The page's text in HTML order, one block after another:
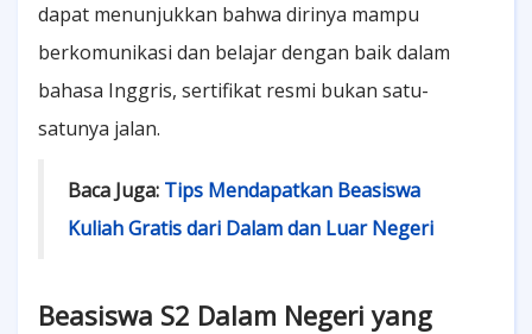
dapat menunjukkan bahwa dirinya mampu
berkomunikasi dan belajar dengan baik dalam
bahasa Inggris, sertifikat resmi bukan satu-
satunya jalan.
Baca Juga: Tips Mendapatkan Beasiswa
Kuliah Gratis dari Dalam dan Luar Negeri
Beasiswa S2 Dalam Negeri yang